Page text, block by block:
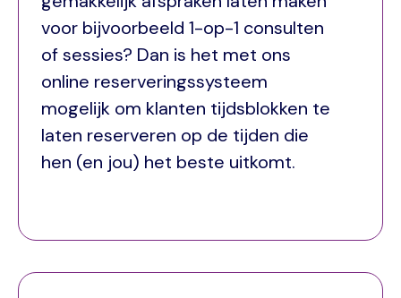
voor bijvoorbeeld 1-op-1 consulten
of sessies? Dan is het met ons
online reserveringssysteem
mogelijk om klanten tijdsblokken te
laten reserveren op de tijden die
hen (en jou) het beste uitkomt.